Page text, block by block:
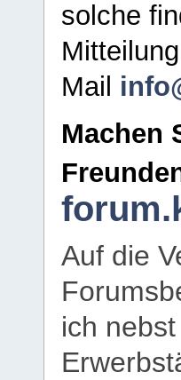
solche
Mail
Machen
Auf die
ich